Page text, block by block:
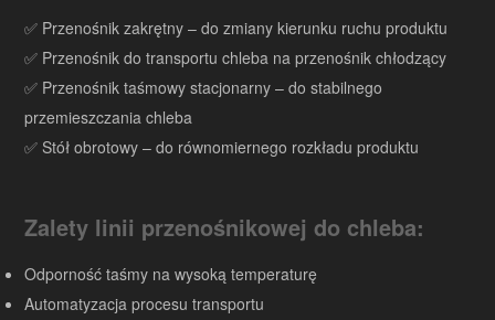
✅ Przenośnik zakrętny – do zmiany kierunku ruchu produktu
✅ Przenośnik do transportu chleba na przenośnik chłodzący
✅ Przenośnik taśmowy stacjonarny – do stabilnego
przemieszczania chleba
✅ Stół obrotowy – do równomiernego rozkładu produktu
Zalety linii przenośnikowej do chleba:
Odporność taśmy na wysoką temperaturę
Automatyzacja procesu transportu